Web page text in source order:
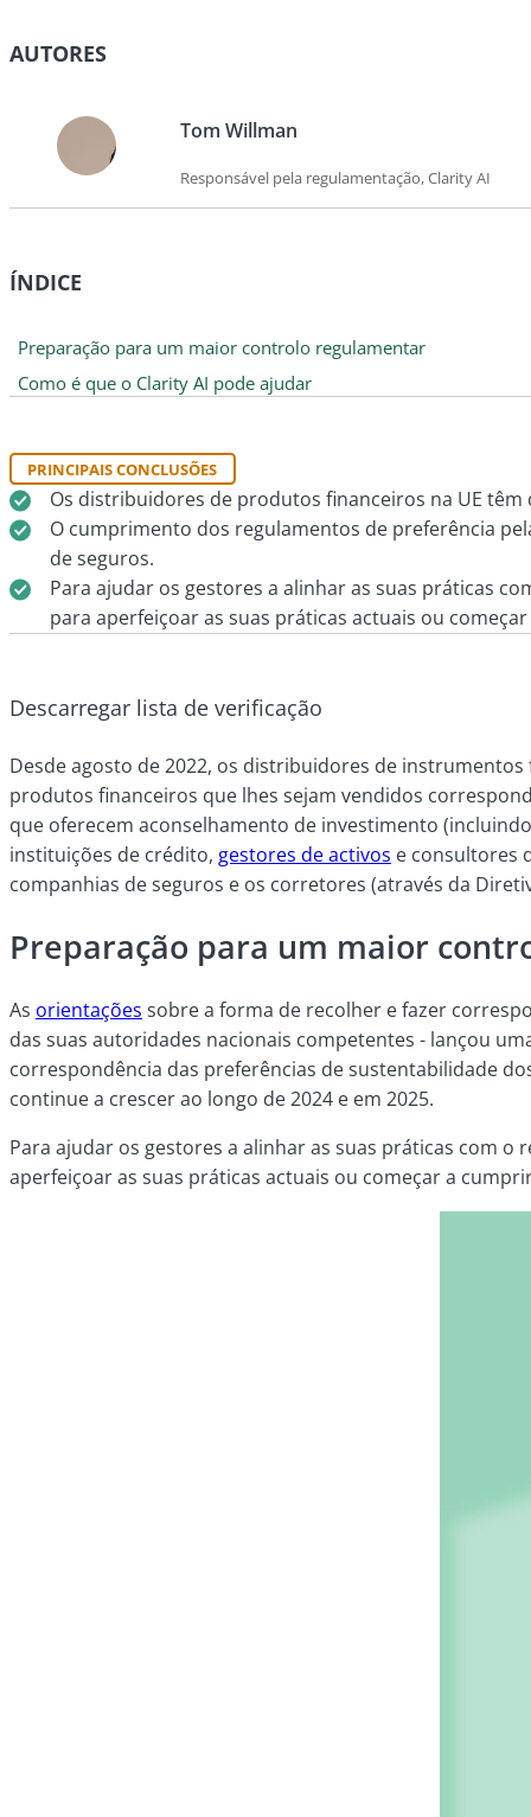
AUTORES
Tom Willman
Responsável pela regulamentação, Clarity AI
ÍNDICE
Preparação para um maior controlo regulamentar
Como é que o Clarity AI pode ajudar
PRINCIPAIS CONCLUSÕES
Os distribuidores de produtos financeiros na UE
O cumprimento dos regulamentos de preferência
de seguros.
Para ajudar os gestores a alinhar as suas práticas
para aperfeiçoar as suas práticas actuais ou
Descarregar lista de verificação
Desde agosto de 2022, os distribuidores de
produtos financeiros que lhes sejam vendidos
que oferecem aconselhamento de investimento
instituições de crédito, gestores de activos e consultores
companhias de seguros e os corretores (através da
Preparação para um maior
As orientações sobre a forma de recolher e fazer
das suas autoridades nacionais competentes - lançou
correspondência das preferências de sustentabilidade
continue a crescer ao longo de 2024 e em 2025.
Para ajudar os gestores a alinhar as suas práticas com o
aperfeiçoar as suas práticas actuais ou começar a